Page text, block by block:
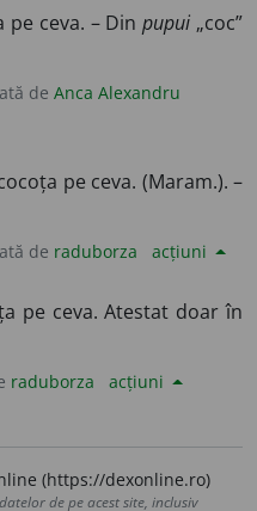
pe ceva. – Dinpupui „coc”
de Anca Alexandru
pe ceva. (Maram.). –
de raduborza acțiuni
pe ceva. Atestat doar în
raduborza acțiuni
(https://dexonline.ro)
de pe acest site, inclusiv